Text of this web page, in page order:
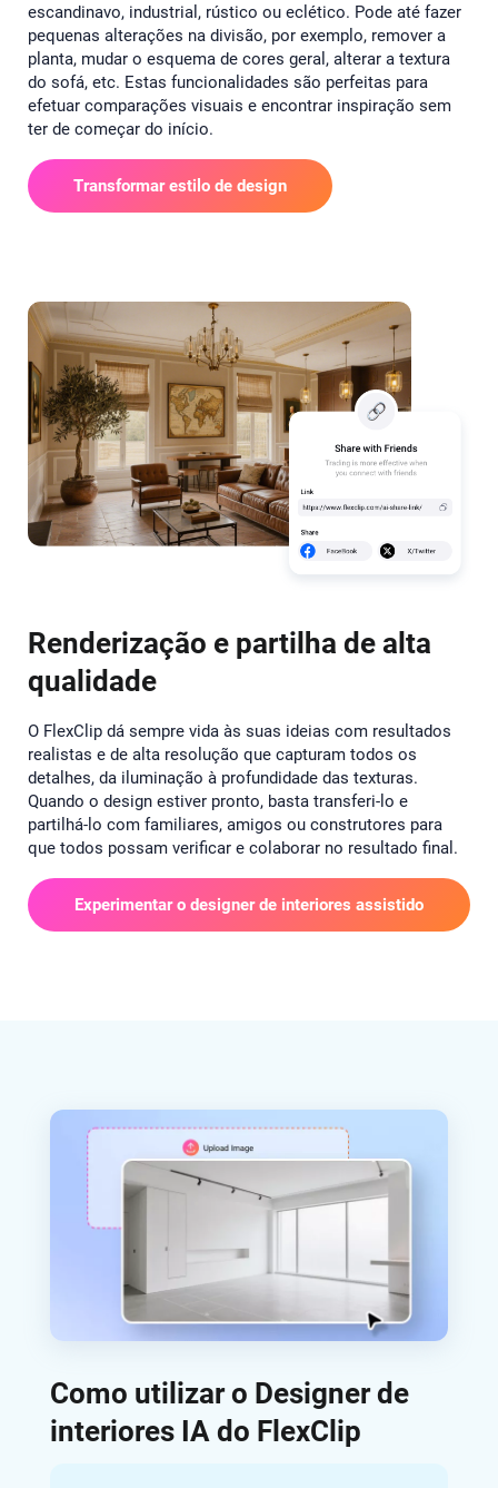
escandinavo, industrial, rústico ou eclético. Pode até fazer
pequenas alterações na divisão, por exemplo, remover a
planta, mudar o esquema de cores geral, alterar a textura
do sofá, etc. Estas funcionalidades são perfeitas para
efetuar comparações visuais e encontrar inspiração sem
ter de começar do início.
Transformar estilo de design
Renderização e partilha de alta
qualidade
O FlexClip dá sempre vida às suas ideias com resultados
realistas e de alta resolução que capturam todos os
detalhes, da iluminação à profundidade das texturas.
Quando o design estiver pronto, basta transferi-lo e
partilhá-lo com familiares, amigos ou construtores para
que todos possam verificar e colaborar no resultado final.
Experimentar o designer de interiores assistido
Como utilizar o Designer de
interiores IA do FlexClip